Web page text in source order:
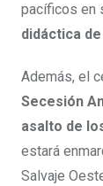
pacíficos en
didáctica
Además, el
Secesión
asalto de
estará
Salvaje